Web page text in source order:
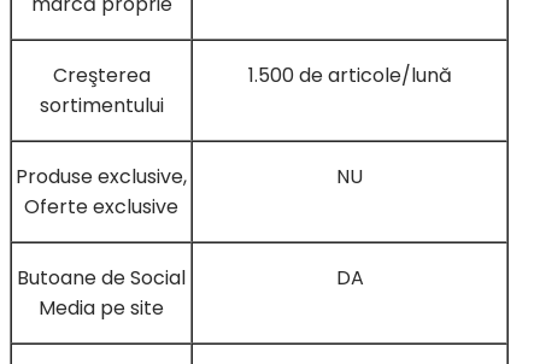
Creşterea
sortimentului
1.500 de articole/lună
Produse exclusive,
Oferte exclusive
NU
Butoane de Social
Media pe site
DA